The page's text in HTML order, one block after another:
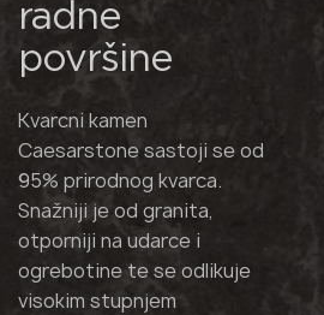
radne
površine
Kvarcni kamen
Caesarstone sastoji se od
95% prirodnog kvarca.
Snažniji je od granita,
otporniji na udarce i
ogrebotine te se odlikuje
visokim stupnjem